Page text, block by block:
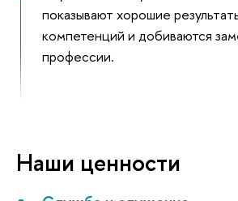
показывают хорошие
компетенций и добиваются
профессии.
Наши ценности